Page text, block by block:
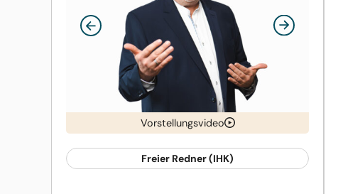
Vorstellungsvideo
Freier Redner (IHK)